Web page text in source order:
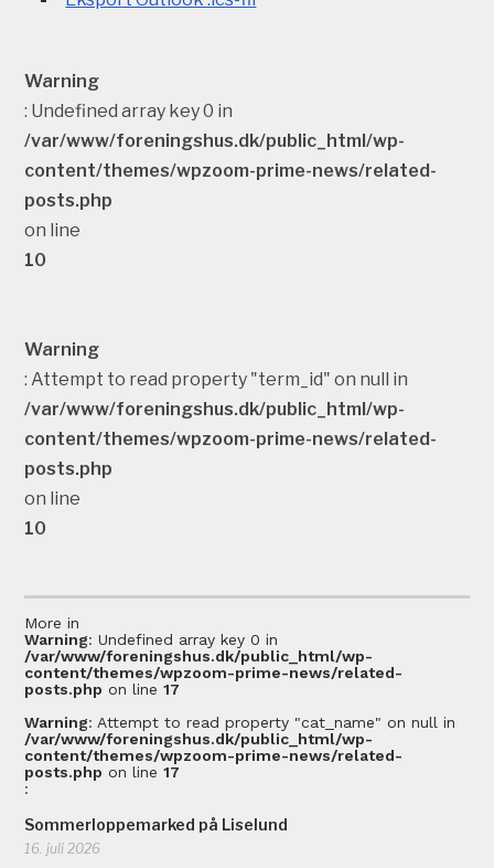
Warning
: Undefined array key 0 in
/var/www/foreningshus.dk/public_html/wp-
content/themes/wpzoom-prime-news/related-
posts.php
on line
10
Warning
: Attempt to read property "term_id" on null in
/var/www/foreningshus.dk/public_html/wp-
content/themes/wpzoom-prime-news/related-
posts.php
on line
10
More in
Warning: Undefined array key 0 in
/var/www/foreningshus.dk/public_html/wp-
content/themes/wpzoom-prime-news/related-
posts.php on line17
Warning: Attempt to read property "cat_name" on null in
/var/www/foreningshus.dk/public_html/wp-
content/themes/wpzoom-prime-news/related-
posts.php on line17
:
Sommerloppemarked på Liselund
16. juli 2026